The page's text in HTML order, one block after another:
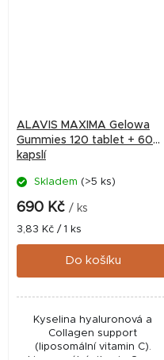
ALAVIS MAXIMA Gelowa
Gummies 120 tablet + 60
kapslí
Skladem (>5 ks)
690 Kč / ks
Měrná
cena:
3,83 Kč / 1 ks
Do košíku
Kyselina hyaluronová a
Collagen support
(liposomální vitamin C).